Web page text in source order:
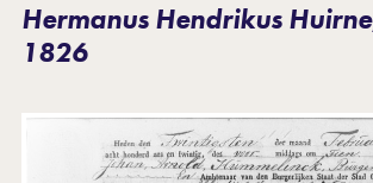
Hermanus Hendrikus
1826